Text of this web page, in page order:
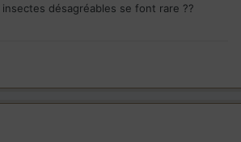
désagréables se font rare ??